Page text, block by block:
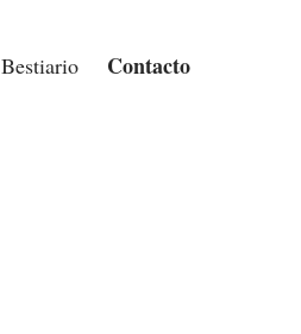
Bestiario Contacto